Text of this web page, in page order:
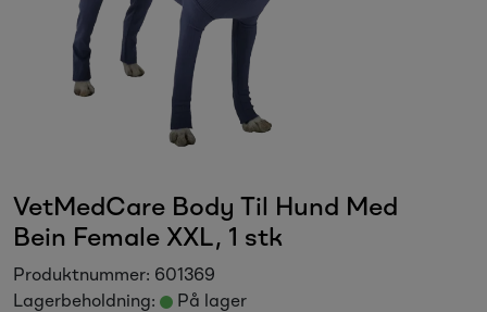
VetMedCare Body Til Hund Med
Bein Female XXL, 1 stk
Produktnummer: 601369
Lagerbeholdning:
På lager
Sesongvarer